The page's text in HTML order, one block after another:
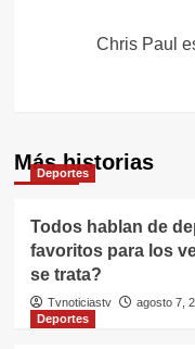
Chris Paul
Más historias
Deportes
Todos hablan de
favoritos para los
se trata?
Tvnoticiastv
agosto 7,
Deportes